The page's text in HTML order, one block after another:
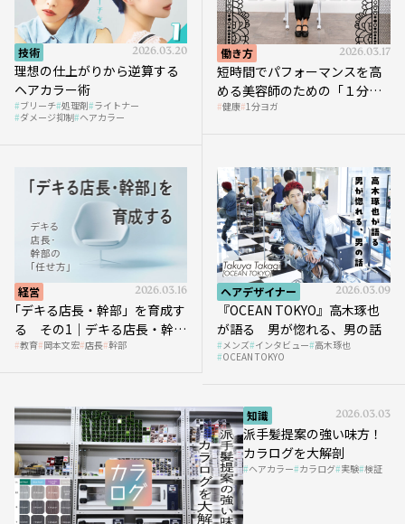
技術 2026.03.20
理想の仕上がりから逆算する
ヘアカラー術
ブリーチ 処理剤 ライトナー
ダメージ抑制 ヘアカラー
働き方 2026.03.17
短時間でパフォーマンスを高
める美容師のための「１分ヨ
ガ」講座｜実践編
健康 1分ヨガ
経営 2026.03.16
｢デキる店長・幹部」を育成す
る その1｜デキる店長・幹部
の「任せ方」
教育 岡本文宏 店長 幹部
ヘアデザイナー 2026.03.09
『OCEAN TOKYO』高木琢也
が語る 男が惚れる、男の話
メンズ インタビュー 高木琢也
OCEAN TOKYO
知識 2026.03.03
派手髪提案の強い味方！
カラログを大解剖
ヘアカラー カラログ 実験 検証